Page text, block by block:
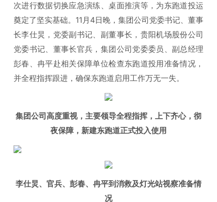
次进行数据切换应急演练、桌面推演等，为东跑道投运
奠定了坚实基础。11月4日晚，集团公司党委书记、董事
长李仕炅，党委副书记、副董事长，贵阳机场股份公司
党委书记、董事长官兵，集团公司党委委员、副总经理
彭春、冉平赴相关保障单位检查东跑道投用准备情况，
并全程指挥跟进，确保东跑道启用工作万无一失。
集团公司高度重视，主要领导全程指挥，上下齐心，彻
夜保障，新建东跑道正式投入使用
李仕炅、官兵、彭春、冉平到消救及灯光站视察准备情
况